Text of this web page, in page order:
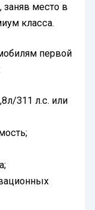
заняв место в
класса.
первой
311 л.с. или